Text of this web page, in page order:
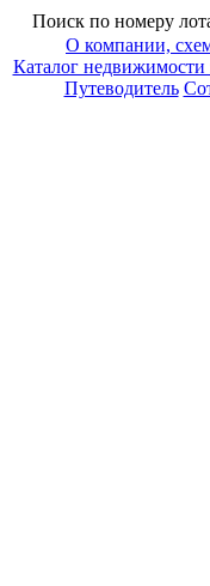
Поиск по номеру
О компании,
Каталог недвижимости
Путеводитель